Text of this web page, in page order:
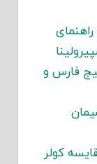
فارس و
کولر